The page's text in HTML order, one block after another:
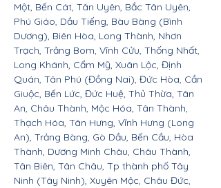
Một, Bến Cát, Tân Uyên, Bắc Tân Uyên,
Phú Giáo, Dầu Tiếng, Bàu Bàng (Bình
Dương), Biên Hòa, Long Thành, Nhơn
Trạch, Trảng Bom, Vĩnh Cửu, Thống Nhất,
Long Khánh, Cẩm Mỹ, Xuân Lộc, Định
Quán, Tân Phú (Đồng Nai), Đức Hòa, Cần
Giuộc, Bến Lức, Đức Huệ, Thủ Thừa, Tân
An, Châu Thành, Mộc Hóa, Tân Thành,
Thạch Hóa, Tân Hưng, Vĩnh Hưng (Long
An), Trảng Bàng, Gò Dầu, Bến Cầu, Hòa
Thành, Dương Minh Châu, Châu Thành,
Tân Biên, Tân Châu, Tp thành phố Tây
Ninh (Tây Ninh), Xuyên Mộc, Châu Đức,